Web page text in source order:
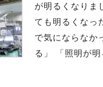
が明るくなりま
ても明るくなっ
で気にならなか
る」 「照明が